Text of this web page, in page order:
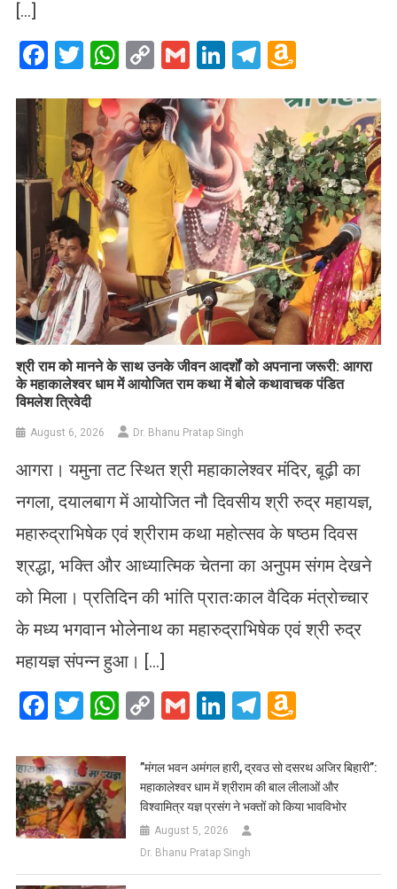
[…]
Facebook
Twitter
WhatsApp
CopyGmailLinkedIn
Telegram
List
​श्री राम को मानने के साथ उनके जीवन आदर्शों को अपनाना जरूरी: आगरा
के महाकालेश्वर धाम में आयोजित राम कथा में बोले कथावाचक पंडित
विमलेश त्रिवेदी
August 6, 2026 Dr. Bhanu Pratap Singh
आगरा। यमुना तट स्थित श्री महाकालेश्वर मंदिर, बूढ़ी का
नगला, दयालबाग में आयोजित नौ दिवसीय श्री रुद्र महायज्ञ,
महारुद्राभिषेक एवं श्रीराम कथा महोत्सव के षष्ठम दिवस
श्रद्धा, भक्ति और आध्यात्मिक चेतना का अनुपम संगम देखने
को मिला। प्रतिदिन की भांति प्रातःकाल वैदिक मंत्रोच्चार
के मध्य भगवान भोलेनाथ का महारुद्राभिषेक एवं श्री रुद्र
महायज्ञ संपन्न हुआ। […]
Facebook
Twitter
WhatsApp
CopyGmailLinkedIn
Telegram
List
​”मंगल भवन अमंगल हारी, द्रवउ सो दसरथ अजिर बिहारी”:
महाकालेश्वर धाम में श्रीराम की बाल लीलाओं और
विश्वामित्र यज्ञ प्रसंग ने भक्तों को किया भावविभोर
August 5, 2026
Dr. Bhanu Pratap Singh